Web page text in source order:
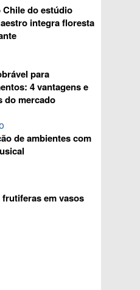
Chile do estúdio
integra floresta
para
4 vantagens e
do mercado
de ambientes com
em vasos